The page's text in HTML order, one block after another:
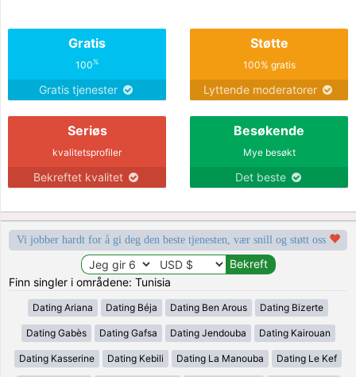
Gratis
100%
Gratis tjenester
Støtte
100% gratis
Lyttende moderatorer
Seriøs
kvalitetsprofiler
Bekreftet kvalitet
Besøkende
Mye besøkt
Det beste
Vi jobber hardt for å gi deg den beste tjenesten, vær snill og støtt oss
Finn singler i områdene: Tunisia
Dating Ariana Dating Béja Dating Ben Arous Dating Bizerte
Dating Gabès Dating Gafsa Dating Jendouba Dating Kairouan
Dating Kasserine Dating Kebili Dating La Manouba Dating Le Kef